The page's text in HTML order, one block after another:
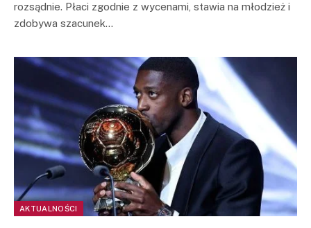
rozsądnie. Płaci zgodnie z wycenami, stawia na młodzież i
zdobywa szacunek…
AKTUALNOŚCI